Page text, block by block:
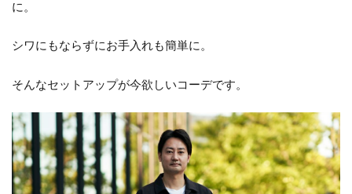
に。
シワにもならずにお手入れも簡単に。
そんなセットアップが今欲しいコーデです。